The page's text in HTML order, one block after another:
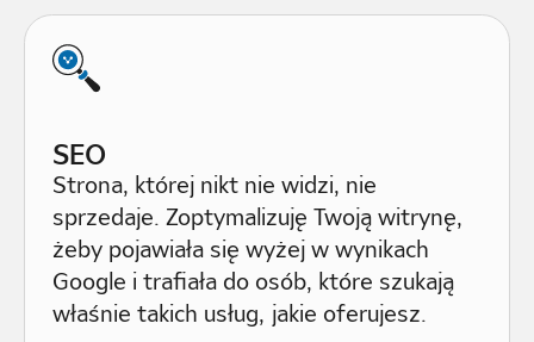
SEO
Strona, której nikt nie widzi, nie
sprzedaje. Zoptymalizuję Twoją witrynę,
żeby pojawiała się wyżej w wynikach
Google i trafiała do osób, które szukają
właśnie takich usług, jakie oferujesz.